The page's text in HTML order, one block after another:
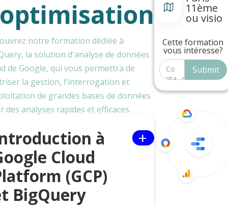
notre formation dédiée à
la solution d'analyse de données
de Google, qui vous permettra de
la gestion, l'interrogation et
de grandes bases de données
des analyses rapides et efficaces.
à
Cloud
(GCP)
BigQuery
+
11ème
ou visio
Cette formation
vous intéresse?